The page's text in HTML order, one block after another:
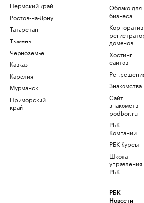
Пермский край
Ростов-на-Дону
Татарстан
Тюмень
Черноземье
Кавказ
Карелия
Мурманск
Приморский
край
Облако для
бизнеса
доменов
Хостинг
сайтов
Знакомства
Сайт
знакомств
podbor.ru
РБК
Компании
РБК Курсы
Школа
управления
РБК
РБК
Новости